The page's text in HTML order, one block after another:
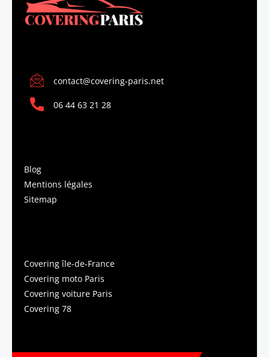
contact@covering-paris.net
06 44 63 21 28
Blog
Mentions légales
Sitemap
Covering île-de-France
Covering moto Paris
Covering voiture Paris
Covering 78